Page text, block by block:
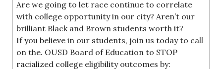
Are we going to let race continue to correlate
with college opportunity in our city? Aren’t our
brilliant Black and Brown students worth it?
If you believe in our students, join us today to call
on the. OUSD Board of Education to STOP
racialized college eligibility outcomes by: